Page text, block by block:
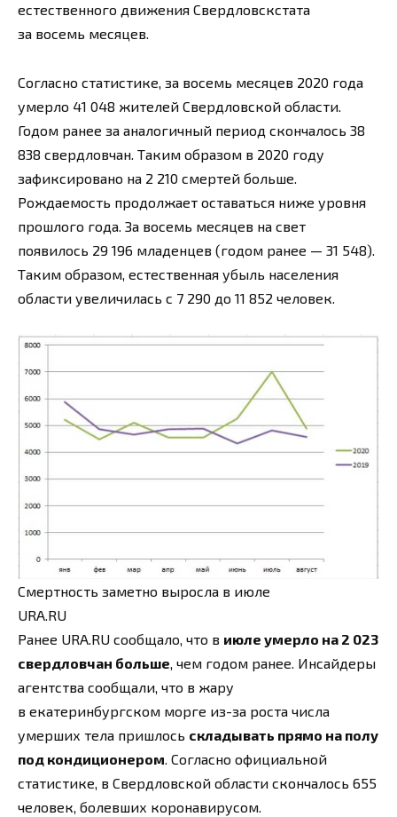
естественного движения Свердловскстата
за восемь месяцев.
Согласно статистике, за восемь месяцев 2020 года
умерло 41 048 жителей Свердловской области.
Годом ранее за аналогичный период скончалось 38
838 свердловчан. Таким образом в 2020 году
зафиксировано на 2 210 смертей больше.
Рождаемость продолжает оставаться ниже уровня
прошлого года. За восемь месяцев на свет
появилось 29 196 младенцев (годом ранее — 31 548).
Таким образом, естественная убыль населения
области увеличилась с 7 290 до 11 852 человек.
Смертность заметно выросла в июле
URA.RU
Ранее URA.RU сообщало, что в июле умерло на 2 023
свердловчан больше, чем годом ранее. Инсайдеры
агентства сообщали, что в жару
в екатеринбургском морге из-за роста числа
умерших тела пришлось складывать прямо на полу
под кондиционером. Согласно официальной
статистике, в Свердловской области скончалось 655
человек, болевших коронавирусом.